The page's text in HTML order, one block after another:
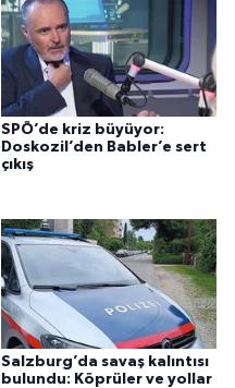
SPÖ’de kriz büyüyor:
Doskozil’den Babler’e sert
çıkış
Salzburg’da savaş kalıntısı
bulundu: Köprüler ve yollar